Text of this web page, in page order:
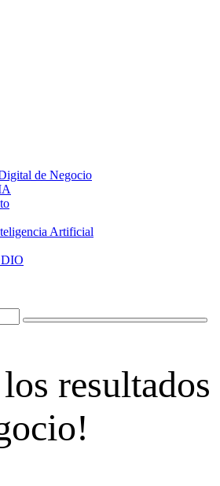
de Negocio
Artificial
resultados